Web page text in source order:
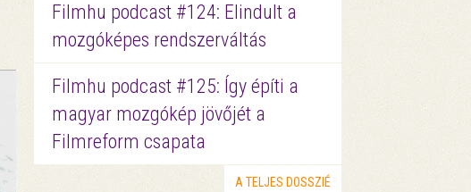
Filmhu podcast #124: Elindult a
mozgóképes rendszerváltás
Filmhu podcast #125: Így építi a
magyar mozgókép jövőjét a
Filmreform csapata
A TELJES DOSSZIÉ